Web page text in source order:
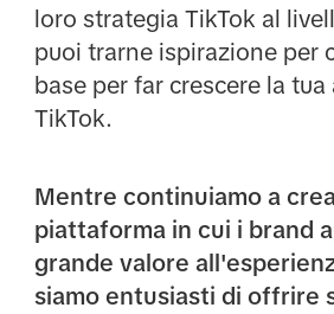
loro strategia TikTok al
puoi trarne ispirazione per
base per far crescere la tua
TikTok.
Mentre continuiamo a
piattaforma in cui i brand
grande valore
siamo entusiasti di offrire